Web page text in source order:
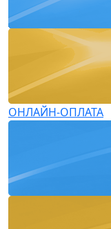
ОНЛАЙН-ОПЛАТА